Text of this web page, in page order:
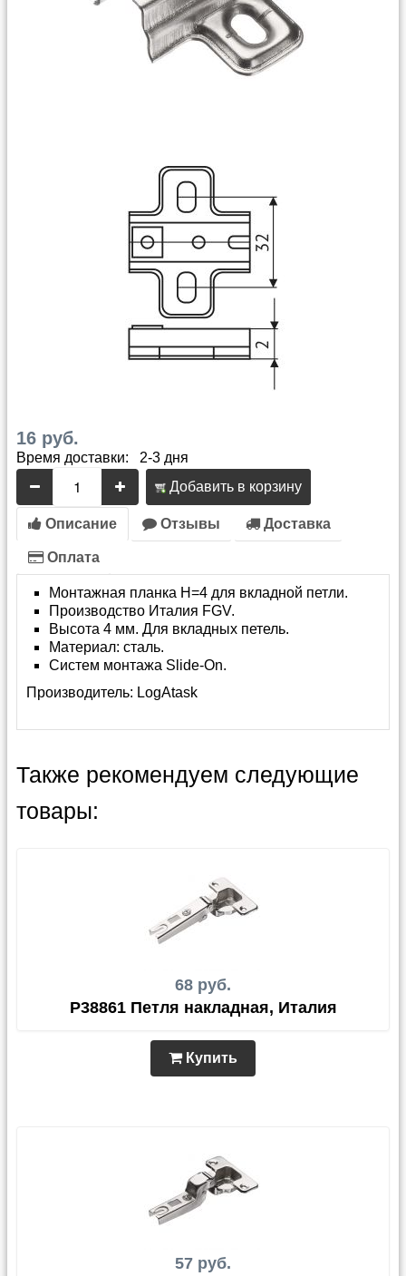
16 руб.
Время доставки: 2-3 дня
Добавить в корзину
Описание Отзывы Доставка
Оплата
Монтажная планка H=4 для вкладной петли.
Производство Италия FGV.
Высота 4 мм. Для вкладных петель.
Материал: сталь.
Систем монтажа Slide-On.
Производитель: LogAtask
Также рекомендуем следующие
товары:
68 руб.
P38861 Петля накладная, Италия
Купить
57 руб.